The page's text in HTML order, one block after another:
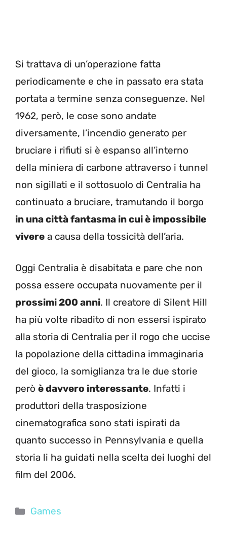
Si trattava di un’operazione fatta
periodicamente e che in passato era stata
portata a termine senza conseguenze. Nel
1962, però, le cose sono andate
diversamente, l’incendio generato per
bruciare i rifiuti si è espanso all’interno
della miniera di carbone attraverso i tunnel
non sigillati e il sottosuolo di Centralia ha
continuato a bruciare, tramutando il borgo
in una città fantasma in cui è impossibile
vivere a causa della tossicità dell’aria.
Oggi Centralia è disabitata e pare che non
possa essere occupata nuovamente per il
prossimi 200 anni. Il creatore di Silent Hill
ha più volte ribadito di non essersi ispirato
alla storia di Centralia per il rogo che uccise
la popolazione della cittadina immaginaria
del gioco, la somiglianza tra le due storie
però è davvero interessante. Infatti i
produttori della trasposizione
cinematografica sono stati ispirati da
quanto successo in Pennsylvania e quella
storia li ha guidati nella scelta dei luoghi del
film del 2006.
Categorie
Games